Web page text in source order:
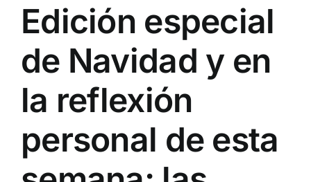
Edición especial
de Navidad y en
la reflexión
personal de esta